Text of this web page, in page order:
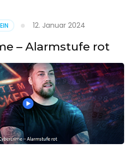
Produktion
12. Januar 2024
– Alarmstufe rot